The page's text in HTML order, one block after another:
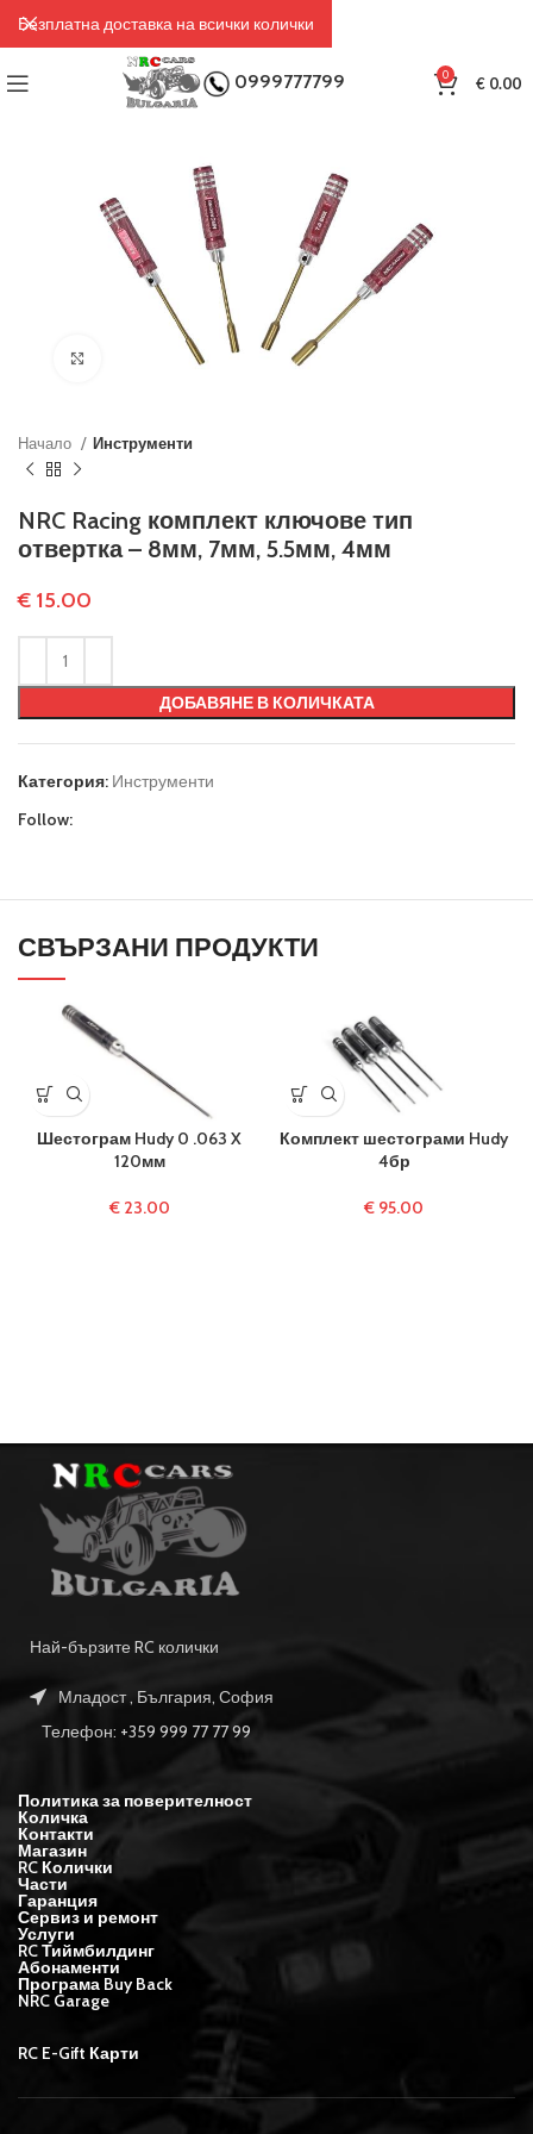
0999777799 0 €0.00
Click to enlarge
Начало Инструменти
NRC Racing комплект ключове тип
отвертка – 8мм, 7мм, 5.5мм, 4мм
€ 15.00
ДОБАВЯНЕ В КОЛИЧКАТА
Категория: Инструменти
Follow:
СВЪРЗАНИ ПРОДУКТИ
Шестограм Hudy 0 .063 X
120мм
€23.00
Комплект шестограми Hudy
4бр
€ 95.00
Най-бързите RC колички
Младост , България, София
Телефон: +359 999 77 77 99
Политика за поверителност
Количка
Контакти
Магазин
RC Колички
Части
Гаранция
Сервиз и ремонт
Услуги
RC Тиймбилдинг
Абонаменти
Програма Buy Back
NRC Garage
RC E-Gift Карти
Безплатна доставка на всички колички